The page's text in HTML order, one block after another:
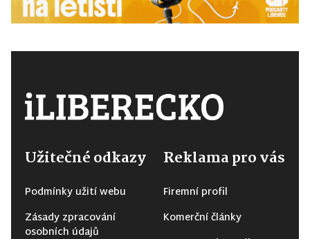
Užitečné odkazy
Podmínky užití webu
Zásady zpracování
osobních údajů
Reklama pro vás
Firemní profil
Komerční články